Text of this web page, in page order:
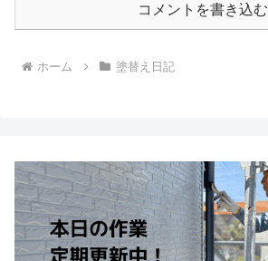
コメントを書き込む
ホーム 塗替え日記